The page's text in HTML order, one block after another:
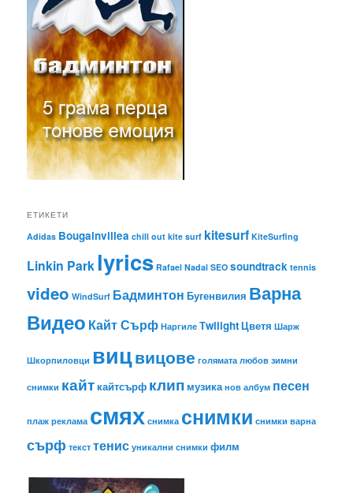
ЕТИКЕТИ
Adidas Bougainvillea chill out kite surf kitesurf KiteSurfing
Linkin Parklyrics Rafael Nadal SEO soundtrack tennis
video WindSurf Бадминтон Бугенвилия Варна
Видео Кайт Сърф Наргиле ТwilightЦветя Шарж
Шкорпиловци вицвицове голямата любов зимни
снимки кайт кайтсърф клип музика нов албум песен
плаж реклама смях снимка снимки снимки варна
сърф текст тенис уникални снимки филм